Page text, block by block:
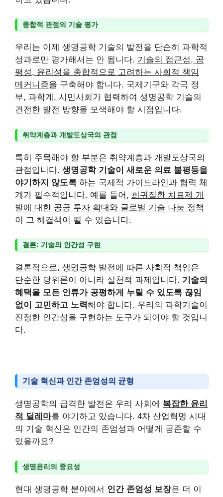
종합적 관점의 기술 평가
우리는 이제 생명공학 기술의 발전을 단순히 과학적
성과로만 평가해서는 안 됩니다. 기술의 접근성, 공
평성, 윤리성을 종합적으로 고려하는 사회적 책임
메커니즘을 구축해야 합니다. 국제기구와 각국 정
부, 과학계, 시민사회가 협력하여 생명공학 기술의
건전한 발전 방향을 모색해야 할 시점입니다.
취약계층과 개발도상국의 관점
특히 주목해야 할 부분은 취약계층과 개발도상국의
관점입니다. 생명공학 기술이 새로운 의료 불평등을
야기하지 않도록 하는 국제적 가이드라인과 협력 체
계가 필수적입니다. 예를 들어, 희귀질환 치료제 개
발에 대한 공공 투자 확대와 글로벌 기술 나눔 정책
이 그 해결책이 될 수 있습니다.
결론: 기술의 인간성 구현
결론적으로, 생명공학 발전에 따른 사회적 책임은
단순한 당위론이 아니라 실천적 과제입니다. 기술의
혜택을 모든 인류가 공평하게 누릴 수 있도록 끊임
없이 고민하고 노력해야 합니다. 우리의 과학기술이
진정한 인간성을 구현하는 도구가 되어야 할 것입니
다.
기술 혁신과 인간 존엄성의 균형
생명공학의 급격한 발전은 우리 사회에 복잡한 윤리
적 딜레마를 야기하고 있습니다. 4차 산업혁명 시대
의 기술 혁신은 인간의 존엄성과 어떻게 공존할 수
있을까요?
생명윤리의 중요성
현대 생명공학 분야에서 인간 존엄성 보장은 더 이